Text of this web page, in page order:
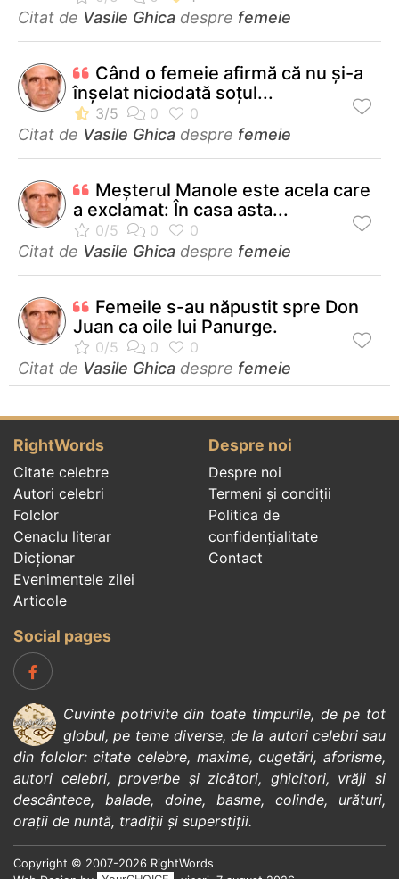
Citat de Vasile Ghica despre femeie
Când o femeie afirmă că nu și-a
înșelat niciodată soțul...
Citat de Vasile Ghica despre femeie
Meşterul Manole este acela care
a exclamat: În casa asta...
Citat de Vasile Ghica despre femeie
Femeile s-au năpustit spre Don
Juan ca oile lui Panurge.
Citat de Vasile Ghica despre femeie
RightWords
Citate celebre
Autori celebri
Folclor
Cenaclu literar
Dicționar
Evenimentele zilei
Articole
Despre noi
Despre noi
Termeni și condiții
Politica de
confidenţialitate
Contact
Social pages
Cuvinte potrivite din toate timpurile, de pe tot
globul, pe teme diverse, de la autori celebrisau
din folclor:citate celebre, maxime,cugetări,aforisme,
autori celebri,proverbe și zicători, ghicitori, vrăji si
descântece, balade, doine, basme, colinde, urături,
orații de nuntă, tradiții și superstiții.
Copyright © 2007-2026 RightWords